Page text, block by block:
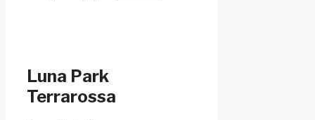
Luna Park
Terrarossa